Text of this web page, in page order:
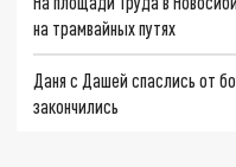
на трамвайных путях
Даня с Дашей спаслись от
закончились